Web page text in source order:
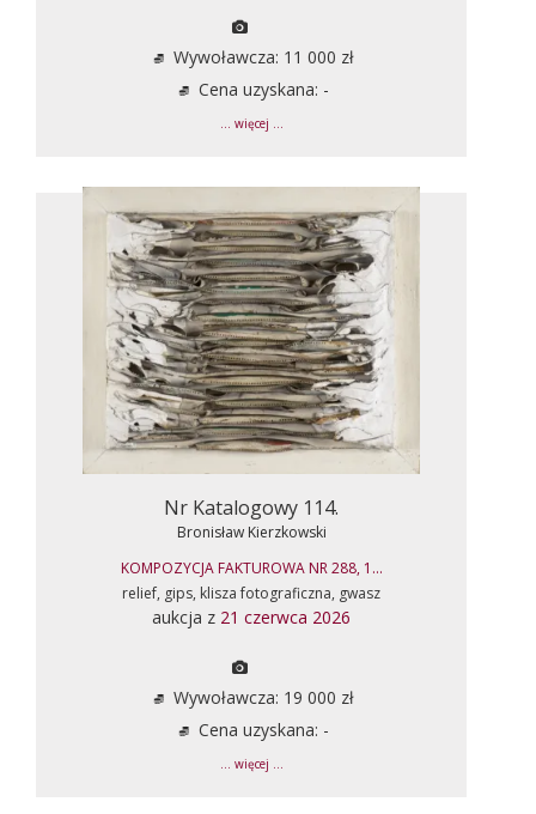
Wywoławcza: 11 000 zł
Cena uzyskana: -
... więcej ...
Nr Katalogowy 114.
Bronisław Kierzkowski
KOMPOZYCJA FAKTUROWA NR 288, 1...
relief, gips, klisza fotograficzna, gwasz
aukcja z 21 czerwca 2026
Wywoławcza: 19 000 zł
Cena uzyskana: -
... więcej ...